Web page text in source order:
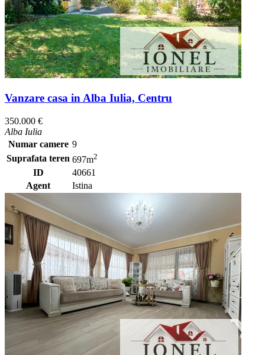
Vanzare casa in Alba Iulia, Centru
350.000 €
Alba Iulia
Numar camere 9
Suprafata teren 697m2
ID
40661
Agent
Istina